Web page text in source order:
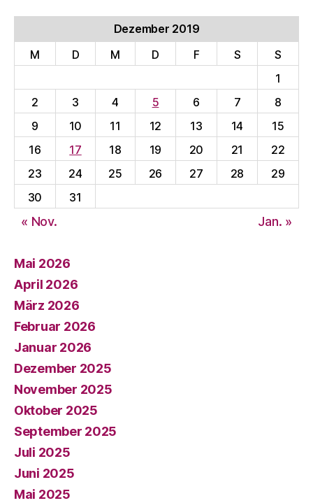
Dezember 2019
M
D M D F S
S
1
2
3 4 5 6 7
8
9
10 11 12 13 14
15
16
17 18 19 20 21
22
23
24 25 26 27 28
29
30
31
« Nov. Jan. »
Mai 2026
April 2026
März 2026
Februar 2026
Januar 2026
Dezember 2025
November 2025
Oktober 2025
September 2025
Juli 2025
Juni 2025
Mai 2025